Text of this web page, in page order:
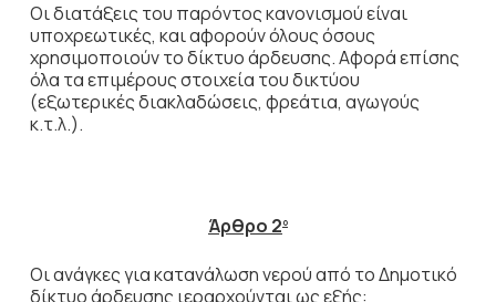
Οι διατάξεις του παρόντος κανονισμού είναι
υποχρεωτικές, και αφορούν όλους όσους
χρησιμοποιούν το δίκτυο άρδευσης. Αφορά επίσης
όλα τα επιμέρους στοιχεία του δικτύου
(εξωτερικές διακλαδώσεις, φρεάτια, αγωγούς
κ.τ.λ.).
Άρθρο 2ο
Οι ανάγκες για κατανάλωση νερού από το Δημοτικό
δίκτυο άρδευσης ιεραρχούνται ως εξής: